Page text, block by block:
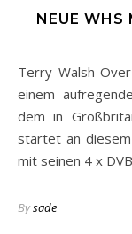
NEUE WHS
Terry Walsh Over bei We Got serviert hat die Kugel auf
einem
dem in
startet an
mit seinen 4 x
Bysade